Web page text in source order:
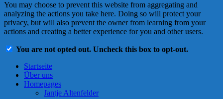
You may choose to prevent this website from aggregating and
analyzing the actions you take here. Doing so will protect your
privacy, but will also prevent the owner from learning from your
actions and creating a better experience for you and other users.
You are not opted out. Uncheck this box to opt-out.
Startseite
Über uns
Homepages
Jantje Altenfelder